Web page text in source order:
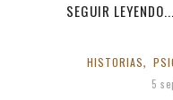
SEGUIR LEYENDO...
HISTORIAS,
5